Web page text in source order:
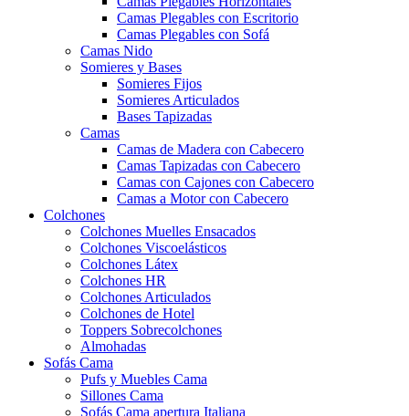
Camas Plegables con Escritorio
Camas Plegables con Sofá
Camas Nido
Somieres y Bases
Somieres Fijos
Somieres Articulados
Bases Tapizadas
Camas
Camas de Madera con Cabecero
Camas Tapizadas con Cabecero
Camas con Cajones con Cabecero
Camas a Motor con Cabecero
Colchones
Colchones Muelles Ensacados
Colchones Viscoelásticos
Colchones Látex
Colchones HR
Colchones Articulados
Colchones de Hotel
Toppers Sobrecolchones
Almohadas
Sofás Cama
Pufs y Muebles Cama
Sillones Cama
Sofás Cama apertura Italiana